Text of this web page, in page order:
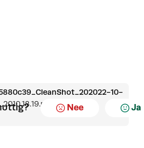
10-
Nee Ja